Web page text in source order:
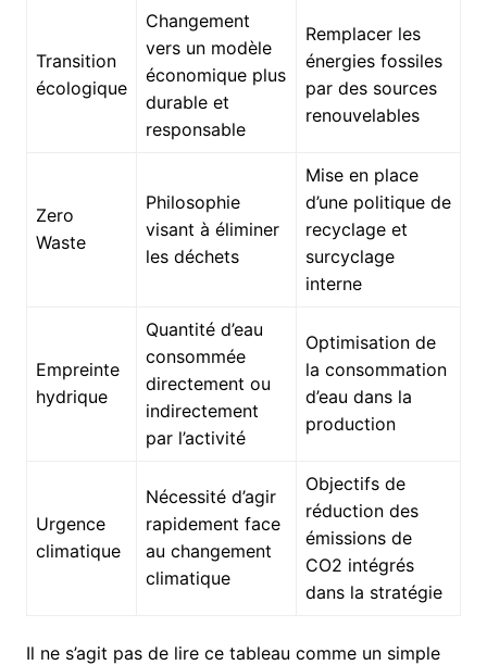
Transition
écologique
Changement
vers un modèle
économique plus
durable et
responsable
Remplacer les
énergies fossiles
par des sources
renouvelables
Zero
Waste
Philosophie
visant à éliminer
les déchets
Mise en place
d’une politique de
recyclage et
surcyclage
interne
Empreinte
hydrique
Quantité d’eau
consommée
directement ou
indirectement
par l’activité
Optimisation de
la consommation
d’eau dans la
production
Urgence
climatique
Nécessité d’agir
rapidement face
au changement
climatique
Objectifs de
réduction des
émissions de
CO2 intégrés
dans la stratégie
Il ne s’agit pas de lire ce tableau comme un simple